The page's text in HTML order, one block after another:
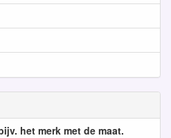
het merk met de maat.